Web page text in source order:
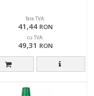
fara TVA:
41,44 RON
cu TVA:
49,31 RON